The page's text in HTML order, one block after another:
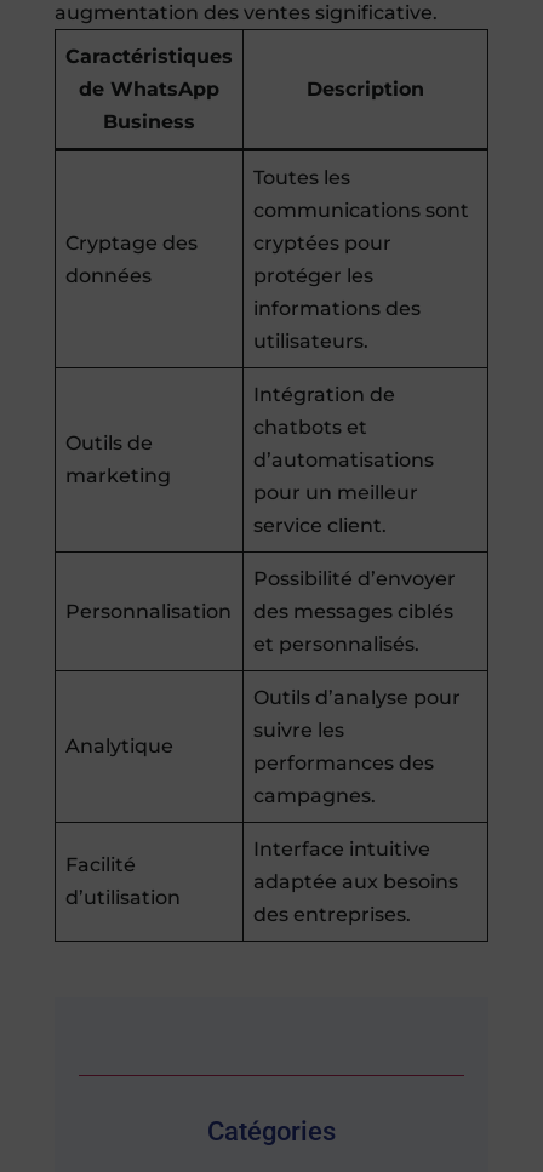
augmentation des ventes significative.
Caractéristiques
de WhatsApp
Business
Description
Cryptage des
données
Toutes les
communications sont
cryptées pour
protéger les
informations des
utilisateurs.
Outils de
marketing
Intégration de
chatbots et
d’automatisations
pour un meilleur
service client.
Personnalisation
Possibilité d’envoyer
des messages ciblés
et personnalisés.
Analytique
Outils d’analyse pour
suivre les
performances des
campagnes.
Facilité
d’utilisation
Interface intuitive
adaptée aux besoins
des entreprises.
Catégories